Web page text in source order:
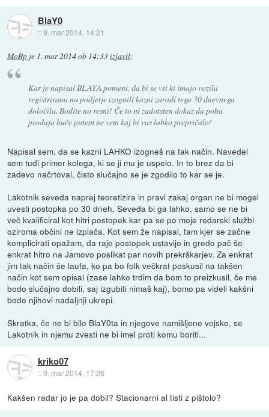
BlaY0
::9. mar 2014, 14:21
MoRp je 1. mar 2014 ob 14:33izjavil:
Kar je napisal BLAYA pomeni, da bi se vsi ki imajo vozila
registrirana na podjetje izognili kazni zaradi tega 30 dnevnega
določila. Bodite no resni! Če to ni zadotsten dokaz da poba
prodaja buče potem ne vem kaj bi vas lahko prepričalo!
Napisal sem, da se kazni LAHKO izogneš na tak način. Navedel
sem tudi primer kolega, ki se ji mu je uspelo. In to brez da bi
zadevo načrtoval, čisto slučajno se je zgodilo to kar se je.
Lakotnik seveda naprej teoretizira in pravi zakaj organ ne bi mogel
uvesti postopka po 30 dneh. Seveda bi ga lahko, samo se ne bi
več kvalificiral kot hitri postopek kar pa se po moje redarski službi
oziroma občini ne izplača. Kot sem že napisal, tam kjer se začne
komplicirati opažam, da raje postopek ustavijo in gredo pač še
enkrat hitro na Jamovo poslikat par novih prekrškarjev. Za enkrat
jim tak način še laufa, ko pa bo folk večkrat poskusil na takšen
način kot sem opisal (zase lahko trdim da bom to preizkusil, če me
bodo slučajno dobili, saj izgubiti nimaš kaj), bomo pa videli kakšni
bodo njihovi nadaljnji ukrepi.
Skratka, če ne bi bilo BlaY0ta in njegove namišljene vojske, se
Lakotnik in njemu zvesti ne bi imel proti komu boriti...
kriko07
::9. mar 2014, 17:26
Kakšen radar jo je pa dobil? Stacionarni al tisti z pištolo?